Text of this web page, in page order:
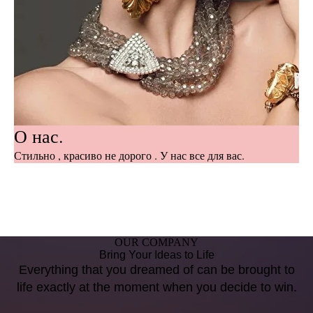
О нас.
Стильно , красиво не дорого . У нас все для вас.
OUR COMPANY
Bring Your Ideas to Life
Everything that you dreamed of can be brought to
life exactly at the moment when you decide to win.